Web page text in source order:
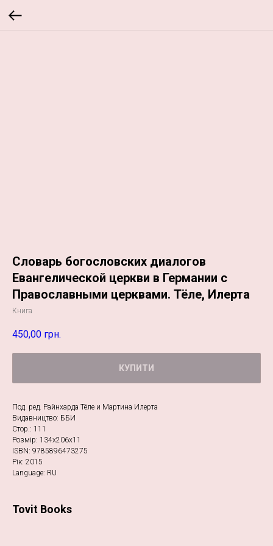
Словарь богословских диалогов
Евангелической церкви в Германии с
Православными церквами. Тёле, Илерта
Книга
450,00 грн.
КУПИТИ
Под. ред. Райнхарда Тёле и Мартина Илерта
Видавництво: ББИ
Стор.: 111
Розмір: 134х206х11
ISBN: 9785896473275
Рік: 2015
Language: RU
Tovit Books